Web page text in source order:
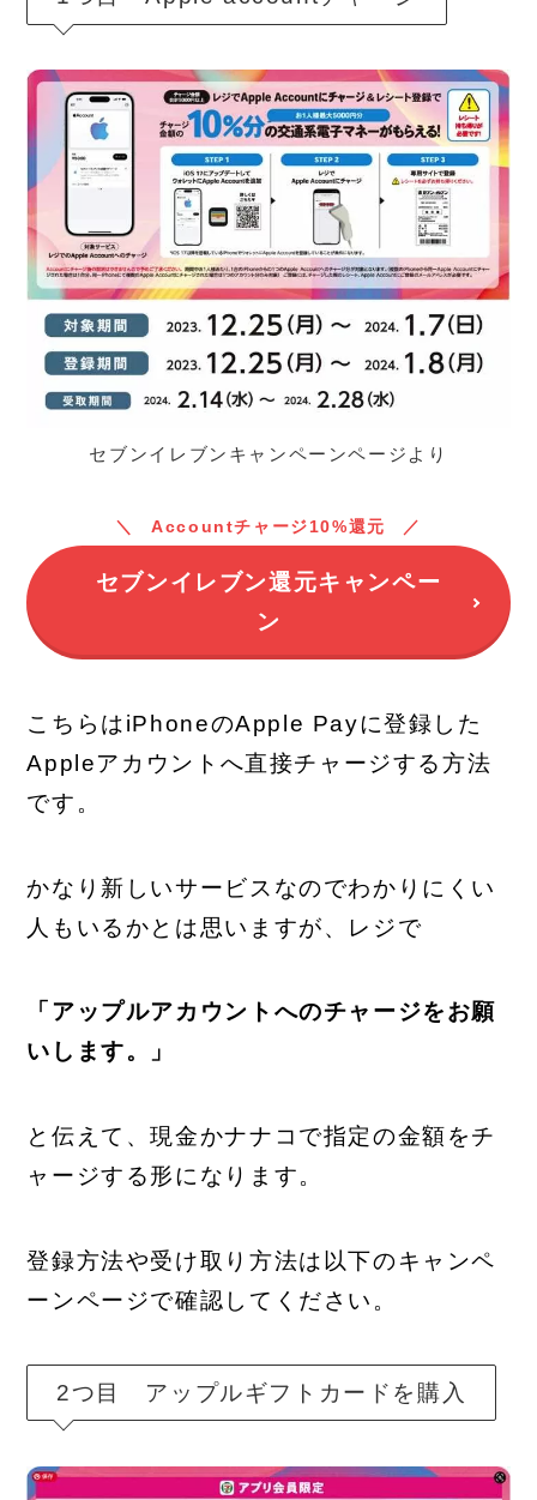
セブンイレブンキャンペーンページより
Accountチャージ10%還元
セブンイレブン還元キャンペー
ン
こちらはiPhoneのApple Payに登録した
Appleアカウントへ直接チャージする方法
です。
かなり新しいサービスなのでわかりにくい
人もいるかとは思いますが、レジで
「アップルアカウントへのチャージをお願
いします。」
と伝えて、現金かナナコで指定の金額をチ
ャージする形になります。
登録方法や受け取り方法は以下のキャンペ
ーンページで確認してください。
2つ目 アップルギフトカードを購入